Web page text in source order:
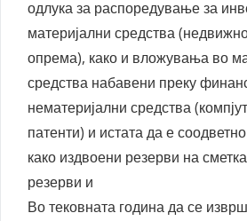
одлука за распоредување за
материјални средства
опрема), како и вложувања во
средства набавени преку
нематеријални средства
патенти) и истата да е
како издвоени резерви на
резерви и
Во тековната година да се